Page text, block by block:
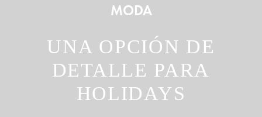
MODA
UNA OPCIÓN DE
DETALLE PARA
HOLIDAYS